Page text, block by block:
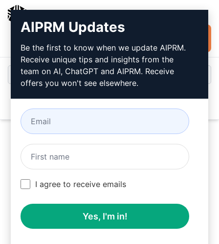
gratuitamente
Provate questoPrompt
ChatGPT
Passo 1: Scaricare gratuitamente
AIPRM Updates
Be the first to know when we update AIPRM.
Receive unique tips and insights from the
team on AI, ChatGPT and AIPRM. Receive
offers you won't see elsewhere.
I agree to receive emails
Yes, I'm in!